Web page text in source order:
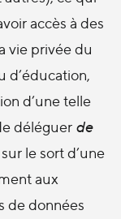
accès à des
vie privée du
d’éducation,
d’une telle
déléguer de
le sort d’une
aux
de données